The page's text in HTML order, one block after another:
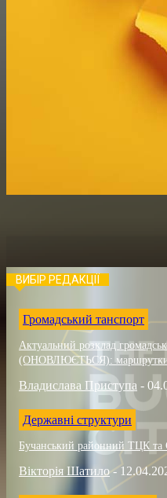
ВИБІР РЕДАКЦІЇ
Громадський танспорт
Актуальний розклад
(ОНОВЛЮЄТЬСЯ): маршрутки,
Владислава Приступа -
Державні структури
Бучанський районний ТЦК
Вікторія Шатило -